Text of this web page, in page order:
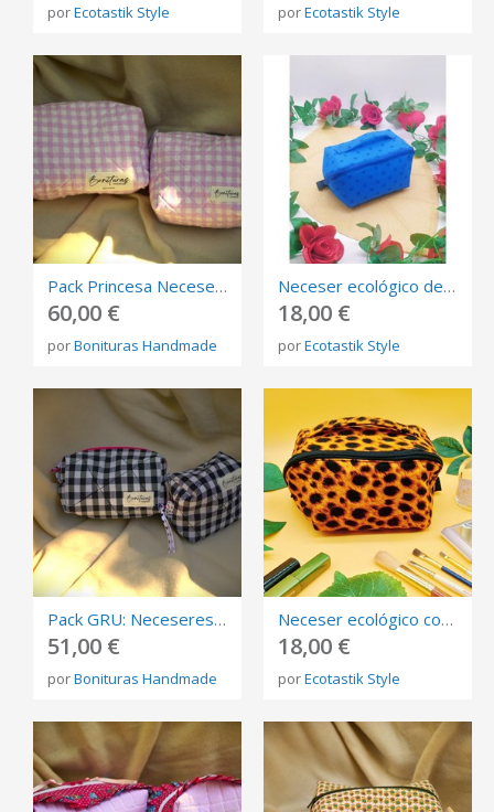
porEcotastik Style porEcotastik Style
Pack Princesa Neceseres Vichy cuadros rosas y blanco
60,00 €
porBonituras Handmade
Neceser ecológico de viaje azul eléctrico con lunares azul oscuro transformable en bandeja
18,00 €
porEcotastik Style
Pack GRU: Neceseres de Cuadros vichy rosa chicle cierre azul neón
51,00 €
porBonituras Handmade
Neceser ecológico con estampado de jirafa marrón y negro estilo animal print
18,00 €
porEcotastik Style